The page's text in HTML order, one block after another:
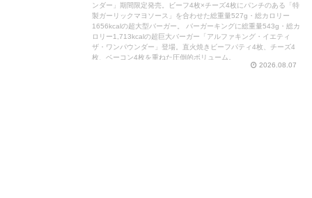
ンダー」期間限定発売。ビーフ4枚×チーズ4枚にパンチのある「特
製ガーリックマヨソース」を合わせた総重量527g・総カロリー
1656kcalの超大型バーガー。 バーガーキングに総重量543g・総カ
ロリー1,713kcalの超巨大バーガー「アルファキング・イエティ
ザ・ワンパウンダー」登場。直火焼きビーフパティ4枚、チーズ4
枚、ベーコン4枚を重ねた圧倒的ボリューム。
2026.08.07